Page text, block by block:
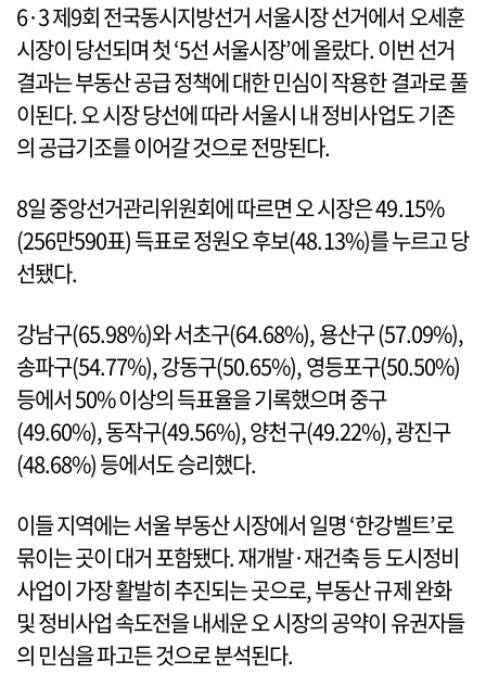
6·3 제9회 전국동시지방선거 서울시장 선거에서 오세훈
시장이 당선되며 첫 ‘5선 서울시장’에 올랐다. 이번 선거
결과는 부동산 공급 정책에 대한 민심이 작용한 결과로 풀
이된다. 오 시장 당선에 따라 서울시 내 정비사업도 기존
의 공급기조를 이어갈 것으로 전망된다.
8일 중앙선거관리위원회에 따르면 오 시장은 49.15%
(256만590표) 득표로 정원오 후보(48.13%)를 누르고 당
선됐다.
강남구(65.98%)와 서초구(64.68%), 용산구 (57.09%),
송파구(54.77%), 강동구(50.65%), 영등포구(50.50%)
등에서 50% 이상의 득표율을 기록했으며 중구
(49.60%), 동작구(49.56%), 양천구(49.22%), 광진구
(48.68%) 등에서도 승리했다.
이들 지역에는 서울 부동산 시장에서 일명 ‘한강벨트’로
묶이는 곳이 대거 포함됐다. 재개발·재건축 등 도시정비
사업이 가장 활발히 추진되는 곳으로, 부동산 규제 완화
및 정비사업 속도전을 내세운 오 시장의 공약이 유권자들
의 민심을 파고든 것으로 분석된다.